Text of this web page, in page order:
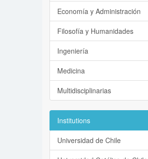
Economía y Administración
Filosofía y Humanidades
Ingeniería
Medicina
Multidisciplinarias
Institutions
Universidad de Chile